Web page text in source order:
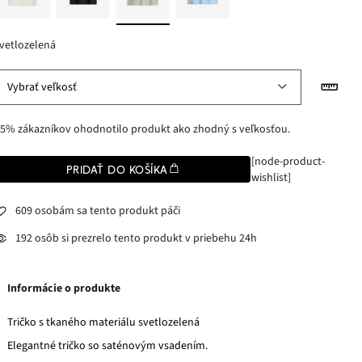
Vybrať veľkosť
zákazníkov ohodnotilo produkt ako zhodný s veľkosťou.
PRIDAŤ DO KOŠÍKA
[node-product-
wishlist]
609 osobám sa tento produkt páči
192 osôb si prezrelo tento produkt v priebehu 24h
Informácie o produkte
Tričko s tkaného materiálu svetlozelená
Elegantné tričko so saténovým vsadením.